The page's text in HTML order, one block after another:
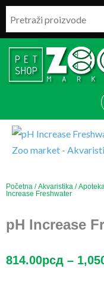
Pređi
sadržaj
Početna /Akvaristika /
Increase Freshwater
pH Increase
814.00рсд –